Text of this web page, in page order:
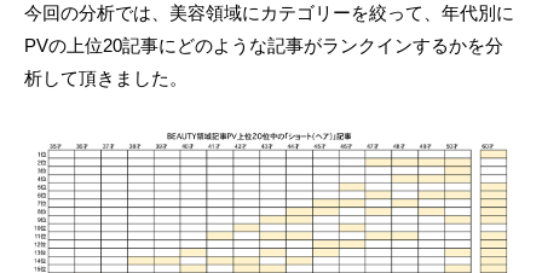
今回の分析では、美容領域にカテゴリーを絞って、年代別に
PVの上位20記事にどのような記事がランクインするかを分
析して頂きました。